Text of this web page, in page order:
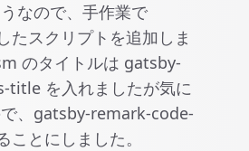
なので、手作業で
たスクリプトを追加しま
のタイトルは gatsby-
を入れましたが気に
、gatsby-remark-code-
とにしました。